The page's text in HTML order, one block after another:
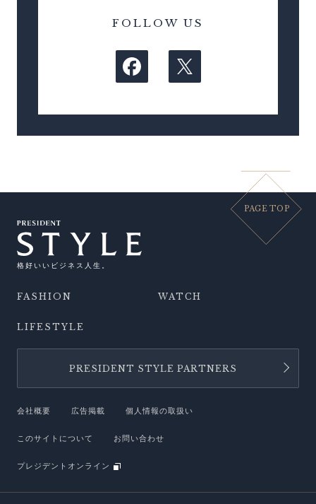
FOLLOW US
PAGE TOP
格好いいビジネス人生。
FASHION WATCH
LIFESTYLE
PRESIDENT STYLE PARTNERS
会社概要 広告掲載 個人情報の取扱い
このサイトについて お問い合わせ
プレジデントオンライン